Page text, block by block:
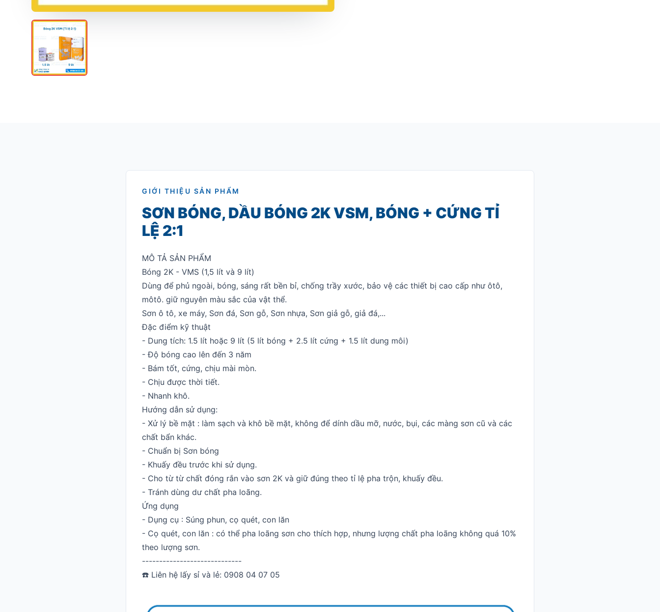
GIỚI THIỆU SẢN PHẨM
SƠN BÓNG, DẦU BÓNG 2K VSM, BÓNG + CỨNG TỈ
LỆ 2:1
MÔ TẢ SẢN PHẨM
Bóng 2K - VMS (1,5 lít và 9 lít)
Dùng để phủ ngoài, bóng, sáng rất bền bỉ, chống trầy xước, bảo vệ các thiết bị cao cấp như ôtô,
môtô. giữ nguyên màu sắc của vật thể.
Sơn ô tô, xe máy, Sơn đá, Sơn gỗ, Sơn nhựa, Sơn giả gỗ, giả đá,...
Đặc điểm kỹ thuật
- Dung tích: 1.5 lít hoặc 9 lít (5 lít bóng + 2.5 lít cứng + 1.5 lít dung môi)
- Độ bóng cao lên đến 3 năm
- Bám tốt, cứng, chịu mài mòn.
- Chịu được thời tiết.
- Nhanh khô.
Hướng dẫn sử dụng:
- Xử lý bề mặt : làm sạch và khô bề mặt, không để dính dầu mỡ, nước, bụi, các màng sơn cũ và các
chất bẩn khác.
- Chuẩn bị Sơn bóng
- Khuấy đều trước khi sử dụng.
- Cho từ từ chất đóng rắn vào sơn 2K và giữ đúng theo tỉ lệ pha trộn, khuấy đều.
- Tránh dùng dư chất pha loãng.
Ứng dụng
- Dụng cụ : Súng phun, cọ quét, con lăn
- Cọ quét, con lăn : có thể pha loãng sơn cho thích hợp, nhưng lượng chất pha loãng không quá 10%
theo lượng sơn.
-----------------------------
☎️ Liên hệ lấy sỉ và lẻ: 0908 04 07 05